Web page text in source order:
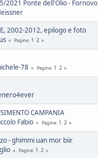
2021 Ponte dell'Olio - Fornovo
2002-2012, epilogo e foto
Pagine 1 2
78 Pagine 1 2
CAMPANIA
Fabio Pagine 1 2
- ghimmi uan mor biir
Pagine 1 2